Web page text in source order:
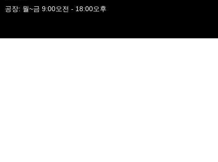
공장: 월~금 9:00오전 - 18:00오후